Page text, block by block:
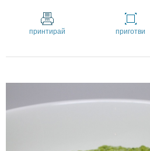
принтирай приготви